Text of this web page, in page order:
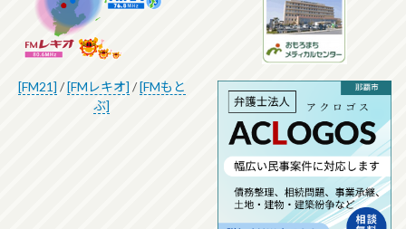
[FM21] /[FMレキオ] /[FMもと
ぶ]